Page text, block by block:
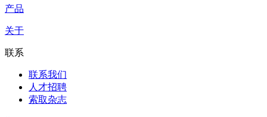
产品
关于
联系
联系我们
人才招聘
索取杂志